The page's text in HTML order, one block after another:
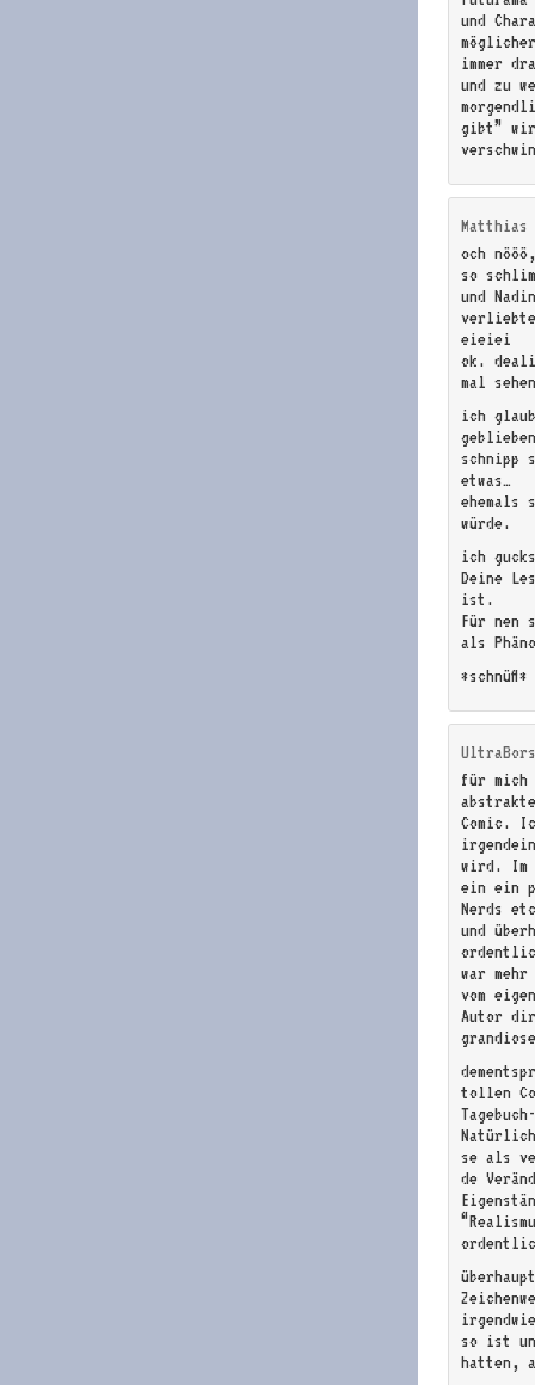
und
immer
und zu
gibt”
Matthias
och
so
und
eieiei
ok.
mal
ich
schnipp
etwas…
ehemals
würde.
ich
Deine
ist.
Für nen
als
*schnüff*
für mich
Comic.
wird. Im
ein ein
Nerds
und
war
vom
Autor
tollen
se als
de
so ist
hatten,